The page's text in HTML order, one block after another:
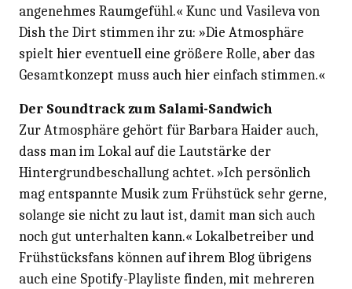
angenehmes Raumgefühl.« Kunc und Vasileva von
Dish the Dirt stimmen ihr zu: »Die Atmosphäre
spielt hier eventuell eine größere Rolle, aber das
Gesamtkonzept muss auch hier einfach stimmen.«
Der Soundtrack zum Salami-Sandwich
Zur Atmosphäre gehört für Barbara Haider auch,
dass man im Lokal auf die Lautstärke der
Hintergrundbeschallung achtet. »Ich persönlich
mag entspannte Musik zum Frühstück sehr gerne,
solange sie nicht zu laut ist, damit man sich auch
noch gut unterhalten kann.« Lokalbetreiber und
Frühstücksfans können auf ihrem Blog übrigens
auch eine Spotify-Playliste finden, mit mehreren